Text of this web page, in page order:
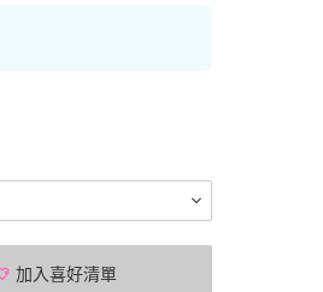
加入喜好清單